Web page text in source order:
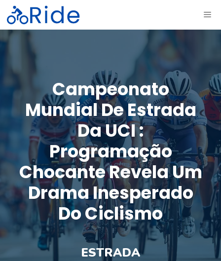
Saltar
para
o
conteúdo
Campeonato
Mundial De Estrada
Da UCI :
Programação
Chocante Revela Um
Drama Inesperado
Do Ciclismo
ESTRADA